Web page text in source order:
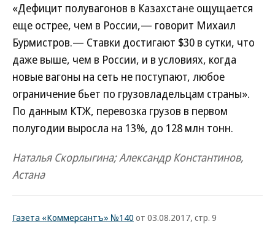
«Дефицит полувагонов в Казахстане ощущается
еще острее, чем в России,— говорит Михаил
Бурмистров.— Ставки достигают $30 в сутки, что
даже выше, чем в России, и в условиях, когда
новые вагоны на сеть не поступают, любое
ограничение бьет по грузовладельцам страны».
По данным КТЖ, перевозка грузов в первом
полугодии выросла на 13%, до 128 млн тонн.
Наталья Скорлыгина; Александр Константинов,
Астана
Газета «Коммерсантъ» №140 от 03.08.2017, стр. 9